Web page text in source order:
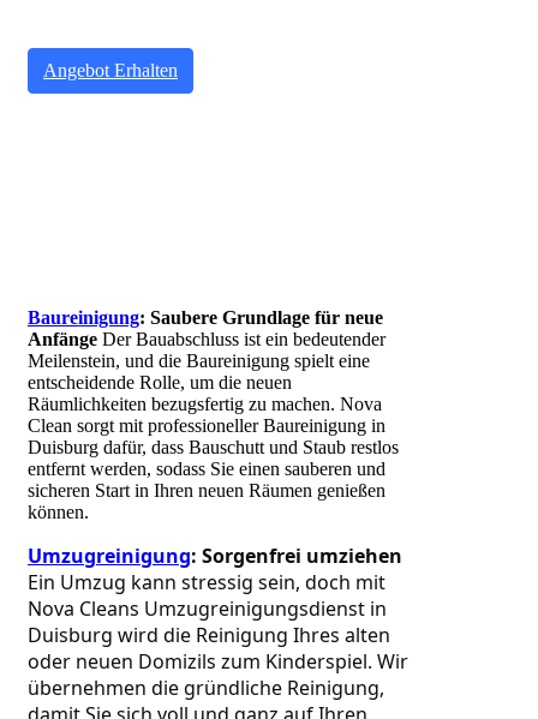
Angebot Erhalten
Baureinigung: Saubere Grundlage für neue
Anfänge Der Bauabschluss ist ein bedeutender
Meilenstein, und die Baureinigung spielt eine
entscheidende Rolle, um die neuen
Räumlichkeiten bezugsfertig zu machen. Nova
Clean sorgt mit professioneller Baureinigung in
Duisburg dafür, dass Bauschutt und Staub restlos
entfernt werden, sodass Sie einen sauberen und
sicheren Start in Ihren neuen Räumen genießen
können.
Umzugreinigung: Sorgenfrei umziehen
Ein Umzug kann stressig sein, doch mit
Nova Cleans Umzugreinigungsdienst in
Duisburg wird die Reinigung Ihres alten
oder neuen Domizils zum Kinderspiel. Wir
übernehmen die gründliche Reinigung,